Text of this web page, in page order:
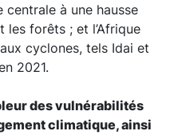
centrale à une hausse
les forêts ; et l’Afrique
cyclones, tels Idai et
2021.
des vulnérabilités
climatique, ainsi